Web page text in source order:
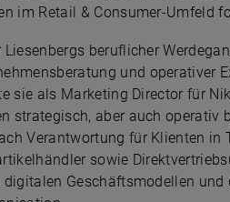
im Retail & Consumer-Umfeld
Liesenbergs beruflicher
und operativer
sie als Marketing Director für
strategisch, aber auch operativ
Verantwortung für Klienten in
sowie
digitalen Geschäftsmodellen